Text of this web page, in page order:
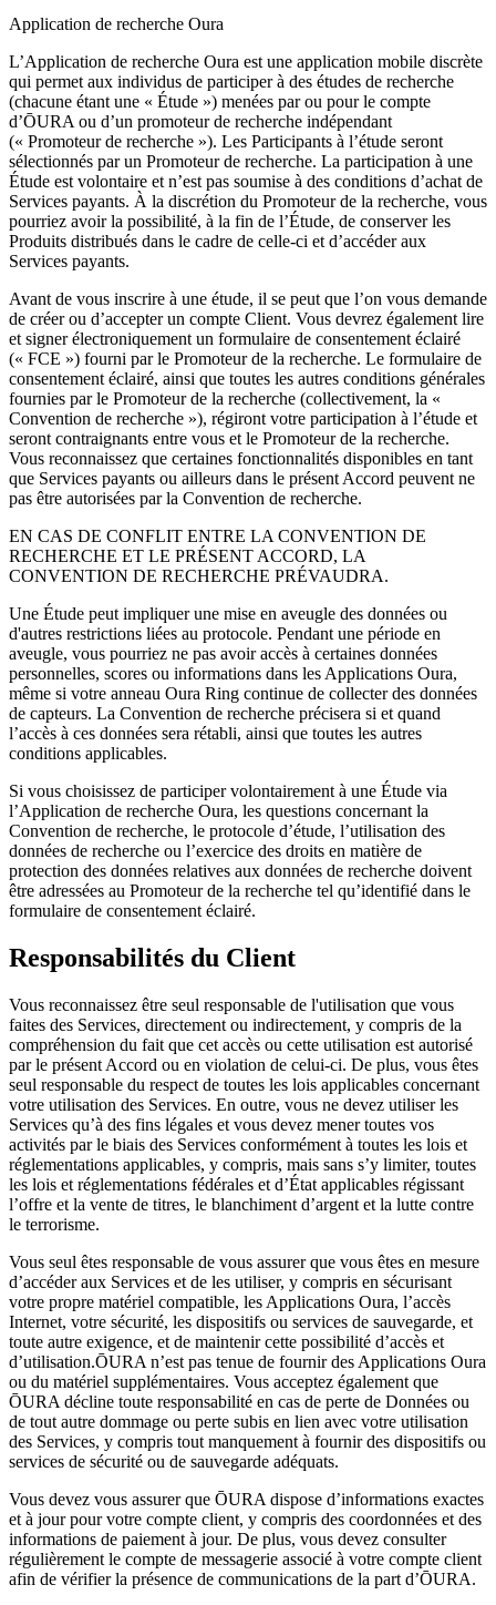
Application de recherche Oura
L’Application de recherche Oura est une application mobile discrète
qui permet aux individus de participer à des études de recherche
(chacune étant une « Étude ») menées par ou pour le compte
d’ŌURA ou d’un promoteur de recherche indépendant
(« Promoteur de recherche »). Les Participants à l’étude seront
sélectionnés par un Promoteur de recherche. La participation à une
Étude est volontaire et n’est pas soumise à des conditions d’achat de
Services payants. À la discrétion du Promoteur de la recherche, vous
pourriez avoir la possibilité, à la fin de l’Étude, de conserver les
Produits distribués dans le cadre de celle-ci et d’accéder aux
Services payants.
Avant de vous inscrire à une étude, il se peut que l’on vous demande
de créer ou d’accepter un compte Client. Vous devrez également lire
et signer électroniquement un formulaire de consentement éclairé
(« FCE ») fourni par le Promoteur de la recherche. Le formulaire de
consentement éclairé, ainsi que toutes les autres conditions générales
fournies par le Promoteur de la recherche (collectivement, la «
Convention de recherche »), régiront votre participation à l’étude et
seront contraignants entre vous et le Promoteur de la recherche.
Vous reconnaissez que certaines fonctionnalités disponibles en tant
que Services payants ou ailleurs dans le présent Accord peuvent ne
pas être autorisées par la Convention de recherche.
EN CAS DE CONFLIT ENTRE LA CONVENTION DE
RECHERCHE ET LE PRÉSENT ACCORD, LA
CONVENTION DE RECHERCHE PRÉVAUDRA.
Une Étude peut impliquer une mise en aveugle des données ou
d'autres restrictions liées au protocole. Pendant une période en
aveugle, vous pourriez ne pas avoir accès à certaines données
personnelles, scores ou informations dans les Applications Oura,
même si votre anneau Oura Ring continue de collecter des données
de capteurs. La Convention de recherche précisera si et quand
l’accès à ces données sera rétabli, ainsi que toutes les autres
conditions applicables.
Si vous choisissez de participer volontairement à une Étude via
l’Application de recherche Oura, les questions concernant la
Convention de recherche, le protocole d’étude, l’utilisation des
données de recherche ou l’exercice des droits en matière de
protection des données relatives aux données de recherche doivent
être adressées au Promoteur de la recherche tel qu’identifié dans le
formulaire de consentement éclairé.
Responsabilités du Client
Vous reconnaissez être seul responsable de l'utilisation que vous
faites des Services, directement ou indirectement, y compris de la
compréhension du fait que cet accès ou cette utilisation est autorisé
par le présent Accord ou en violation de celui-ci. De plus, vous êtes
seul responsable du respect de toutes les lois applicables concernant
votre utilisation des Services. En outre, vous ne devez utiliser les
Services qu’à des fins légales et vous devez mener toutes vos
activités par le biais des Services conformément à toutes les lois et
réglementations applicables, y compris, mais sans s’y limiter, toutes
les lois et réglementations fédérales et d’État applicables régissant
l’offre et la vente de titres, le blanchiment d’argent et la lutte contre
le terrorisme.
Vous seul êtes responsable de vous assurer que vous êtes en mesure
d’accéder aux Services et de les utiliser, y compris en sécurisant
votre propre matériel compatible, les Applications Oura, l’accès
Internet, votre sécurité, les dispositifs ou services de sauvegarde, et
toute autre exigence, et de maintenir cette possibilité d’accès et
d’utilisation.ŌURA n’est pas tenue de fournir des Applications Oura
ou du matériel supplémentaires. Vous acceptez également que
ŌURA décline toute responsabilité en cas de perte de Données ou
de tout autre dommage ou perte subis en lien avec votre utilisation
des Services, y compris tout manquement à fournir des dispositifs ou
services de sécurité ou de sauvegarde adéquats.
Vous devez vous assurer que ŌURA dispose d’informations exactes
et à jour pour votre compte client, y compris des coordonnées et des
informations de paiement à jour. De plus, vous devez consulter
régulièrement le compte de messagerie associé à votre compte client
afin de vérifier la présence de communications de la part d’ŌURA.